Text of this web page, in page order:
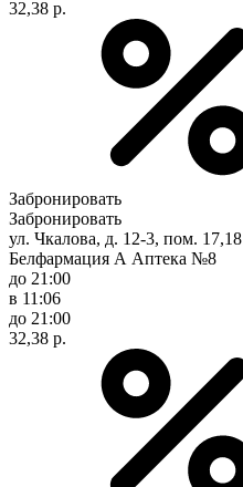
32,38 р.
Забронировать
Забронировать
ул. Чкалова, д. 12-3, пом. 17,18
Белфармация А Аптека №8
до 21:00
в 11:06
до 21:00
32,38 р.